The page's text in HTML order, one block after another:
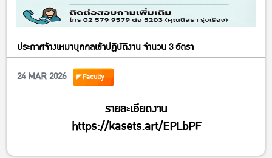
ประกาศจ้างเหมาบุคคลเข้าปฏิบัติงาน จำนวน 3 อัตรา
24 MAR 2026
Faculty
รายละเอียดงาน
https://kasets.art/EPLbPF